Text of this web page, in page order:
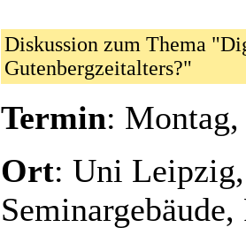
Diskussion zum Thema
Gutenbergzeitalters?"
Termin:
Ort: Uni